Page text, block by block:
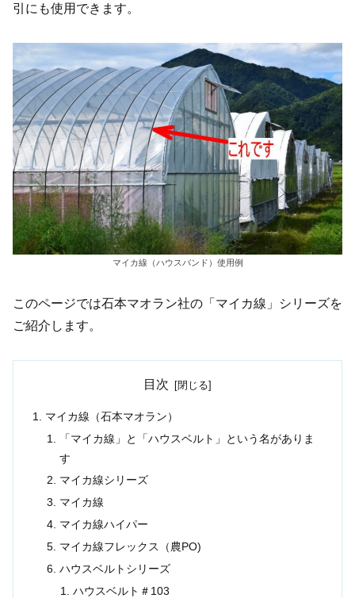
引にも使用できます。
マイカ線（ハウスバンド）使用例
このページでは石本マオラン社の「マイカ線」シリーズを
ご紹介します。
目次
マイカ線（石本マオラン）
「マイカ線」と「ハウスベルト」という名がありま
す
マイカ線シリーズ
マイカ線
マイカ線ハイパー
マイカ線フレックス（農PO)
ハウスベルトシリーズ
ハウスベルト＃103